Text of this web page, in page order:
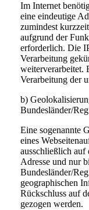
Im Internet
eine eindeutige
zumindest
aufgrund der
erforderlich. Die
Verarbeitung
weiterverarbeitet.
Verarbeitung der
b)
Bundesländer/
Eine sogenannte
eines
ausschließlich auf
Adresse und nur
Bundesländer/
geographischen
Rückschluss auf
gezogen werden.